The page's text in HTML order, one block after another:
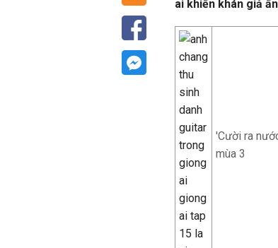
ai khiến khán giả
'Cười ra
mùa 3